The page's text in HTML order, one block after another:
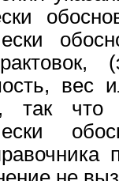
вес
так что